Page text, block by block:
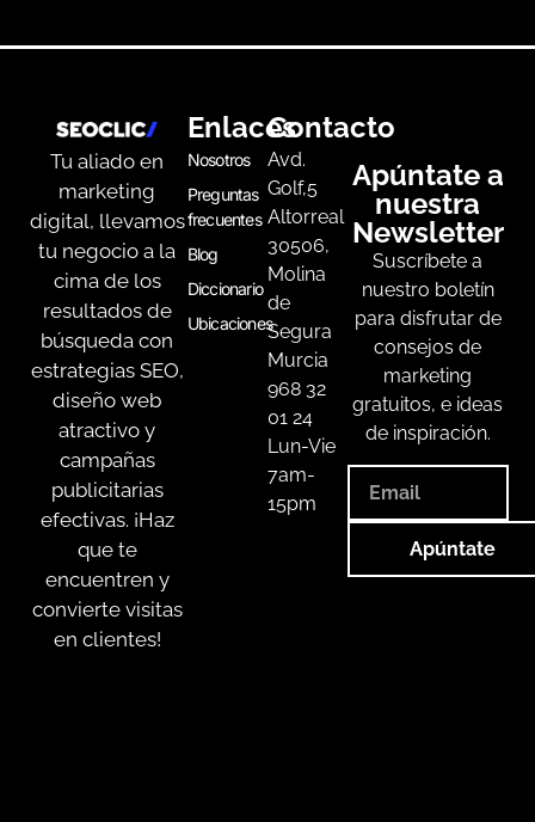
Tu aliado en
marketing
digital, llevamos
tu negocio a la
cima de los
resultados de
búsqueda con
estrategias SEO,
diseño web
atractivo y
campañas
publicitarias
efectivas. ¡Haz
que te
encuentren y
convierte visitas
en clientes!
Enlaces
Nosotros
Preguntas
frecuentes
Blog
Diccionario
Ubicaciones
Contacto
Avd.
Golf,5
Altorreal
30506,
Molina
de
Segura
Murcia
968 32
01 24
Lun-Vie
7am-
15pm
Apúntate a
nuestra
Newsletter
Suscríbete a
nuestro boletín
para disfrutar de
consejos de
marketing
gratuitos, e ideas
de inspiración.
Apúntate